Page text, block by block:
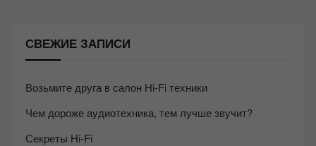
СВЕЖИЕ ЗАПИСИ
Возьмите друга в салон Hi-Fi техники
Чем дороже аудиотехника, тем лучше звучит?
Секреты Hi-Fi